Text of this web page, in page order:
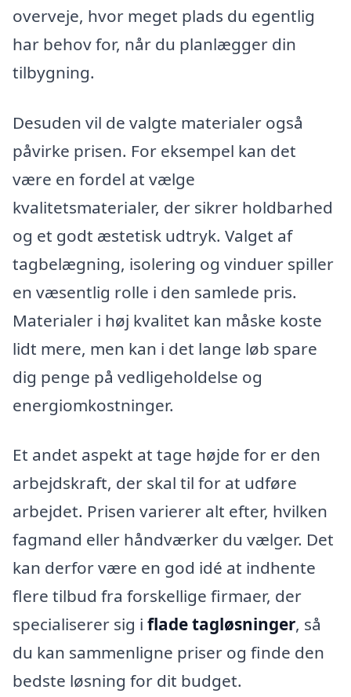
overveje, hvor meget plads du egentlig
har behov for, når du planlægger din
tilbygning.
Desuden vil de valgte materialer også
påvirke prisen. For eksempel kan det
være en fordel at vælge
kvalitetsmaterialer, der sikrer holdbarhed
og et godt æstetisk udtryk. Valget af
tagbelægning, isolering og vinduer spiller
en væsentlig rolle i den samlede pris.
Materialer i høj kvalitet kan måske koste
lidt mere, men kan i det lange løb spare
dig penge på vedligeholdelse og
energiomkostninger.
Et andet aspekt at tage højde for er den
arbejdskraft, der skal til for at udføre
arbejdet. Prisen varierer alt efter, hvilken
fagmand eller håndværker du vælger. Det
kan derfor være en god idé at indhente
flere tilbud fra forskellige firmaer, der
specialiserer sig i flade tagløsninger, så
du kan sammenligne priser og finde den
bedste løsning for dit budget.